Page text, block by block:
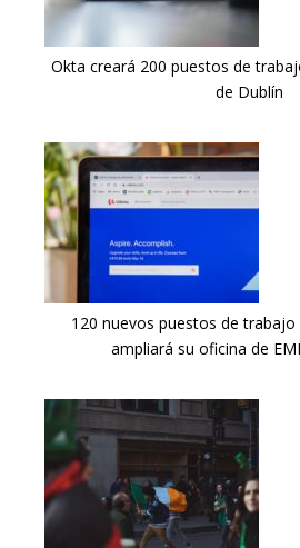
Okta creará 200 puestos de
de Dublín
120 nuevos puestos de
ampliará su oficina de